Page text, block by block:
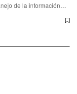
de la información